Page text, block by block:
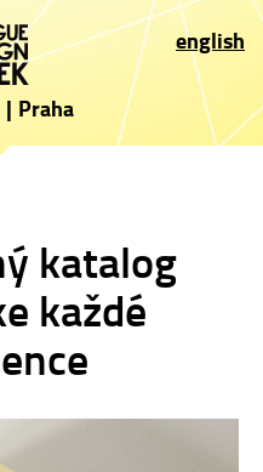
english
| Praha
katalog
každé